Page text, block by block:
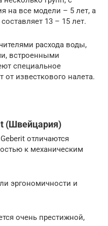
на все модели – 5 лет, а
13 – 15 лет.
расхода воды,
встроенными
специальное
известкового налета.
(Швейцария)
отличаются
к механическим
эргономичности и
очень престижной,